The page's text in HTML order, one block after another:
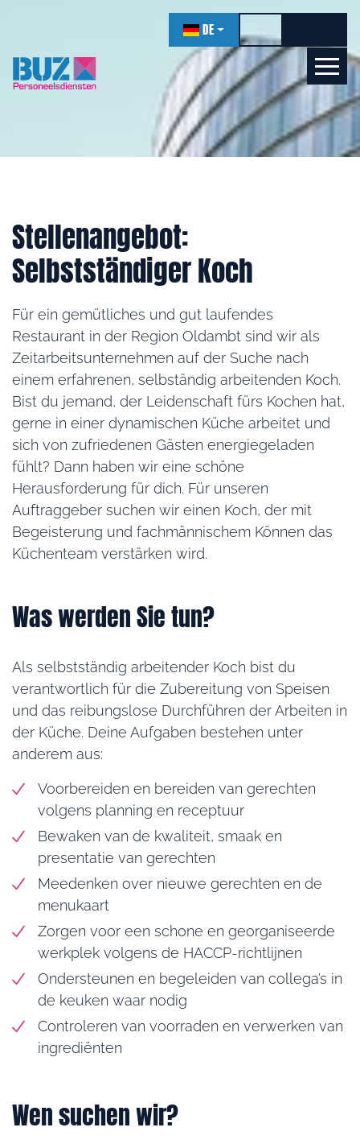
DE
Hohen Kontrast
Stellenangebot:
Selbstständiger Koch
Für ein gemütliches und gut laufendes
Restaurant in der Region Oldambt sind wir als
Zeitarbeitsunternehmen auf der Suche nach
einem erfahrenen, selbständig arbeitenden Koch.
Bist du jemand, der Leidenschaft fürs Kochen hat,
gerne in einer dynamischen Küche arbeitet und
sich von zufriedenen Gästen energiegeladen
fühlt? Dann haben wir eine schöne
Herausforderung für dich. Für unseren
Auftraggeber suchen wir einen Koch, der mit
Begeisterung und fachmännischem Können das
Küchenteam verstärken wird.
Was werden Sie tun?
Als selbstständig arbeitender Koch bist du
verantwortlich für die Zubereitung von Speisen
und das reibungslose Durchführen der Arbeiten in
der Küche. Deine Aufgaben bestehen unter
anderem aus:
Voorbereiden en bereiden van gerechten
volgens planning en receptuur
Bewaken van de kwaliteit, smaak en
presentatie van gerechten
Meedenken over nieuwe gerechten en de
menukaart
Zorgen voor een schone en georganiseerde
werkplek volgens de HACCP-richtlijnen
Ondersteunen en begeleiden van collega’s in
de keuken waar nodig
Controleren van voorraden en verwerken van
ingrediënten
Wen suchen wir?
Lernen wir uns kennen!